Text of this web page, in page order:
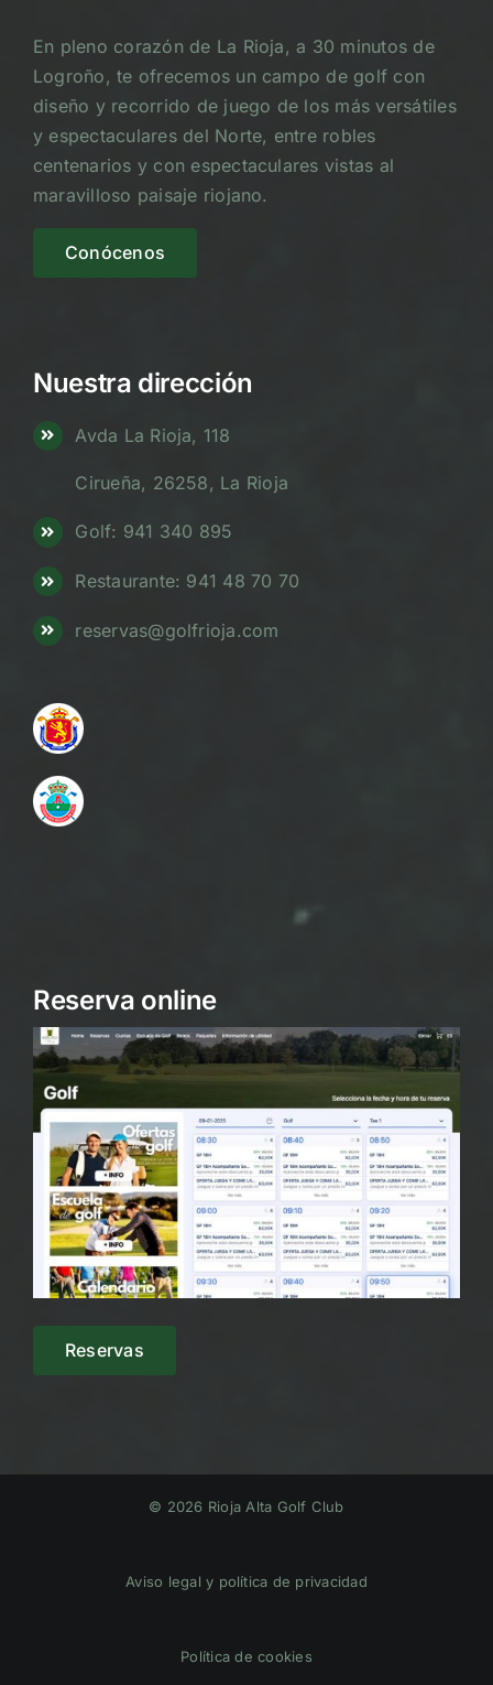
En pleno corazón de La Rioja, a 30 minutos de
Logroño, te ofrecemos un campo de golf con
diseño y recorrido de juego de los más versátiles
y espectaculares del Norte, entre robles
centenarios y con espectaculares vistas al
maravilloso paisaje riojano.
Conócenos
Nuestra dirección
Avda La Rioja, 118
Cirueña, 26258, La Rioja
Golf: 941 340 895
Restaurante: 941 48 70 70
reservas@golfrioja.com
Reserva online
Reservas
© 2026 Rioja Alta Golf Club
Aviso legal y política de privacidad
Política de cookies